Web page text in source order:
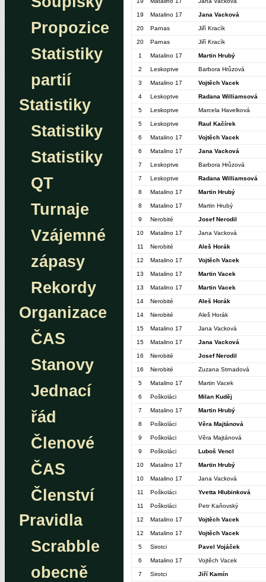
Propozice
Statistiky
partií
Statistiky
Statistiky
Statistiky
QT
Turnaje
Vzájemné
zápasy
Rekordy
Organizace
ČAS
Stanovy
Jednací
řád
Členové
ČAS
Členství
Pravidla
Scrabble
obecně
19 Matalino 17 Jana Vacková
20 Parnas Jiří Kracík
20 Parnas Jiří Kracík
1 Matalino 17 Martin Hrubý
2 Leskoptve Barbora Hrůzová
3 Matalino 17 Vojtěch Vacek
4 Leskoptve Radana Williamsová
5 Leskoptve Marcela Havelková
5 Leskoptve Raul Kačírek
6 Matalino 17 Vojtěch Vacek
6 Matalino 17 Jana Vacková
7 Leskoptve Barbora Hrůzová
7 Leskoptve Radana Williamsová
8 Matalino 17 Martin Hrubý
8 Matalino 17 Martin Hrubý
9 Nerobité Josef Nerodil
10 Matalino 17 Jana Vacková
11 Nerobité Aleš Horák
12 Matalino 17 Vojtěch Vacek
13 Matalino 17 Martin Vacek
13 Matalino 17 Martin Vacek
14 Nerobité Aleš Horák
14 Nerobité Aleš Horák
15 Matalino 17 Jana Vacková
15 Matalino 17 Jana Vacková
16 Nerobité Josef Nerodil
16 Nerobité Zuzana Strnadová
5 Matalino 17 Martin Vacek
6 Poškoláci Milan Kuděj
7 Matalino 17 Martin Hrubý
8 Poškoláci Věra Majtánová
9 Poškoláci Věra Majtánová
9 Poškoláci Luboš Vencl
10 Matalino 17 Martin Hrubý
10 Matalino 17 Jana Vacková
11 Poškoláci Yvetta Hlubinková
11 Poškoláci Petr Kaňovský
12 Matalino 17 Vojtěch Vacek
12 Matalino 17 Vojtěch Vacek
5 Sirotci Pavel Vojáček
6 Matalino 17 Vojtěch Vacek
7 Sirotci Jiří Kamín